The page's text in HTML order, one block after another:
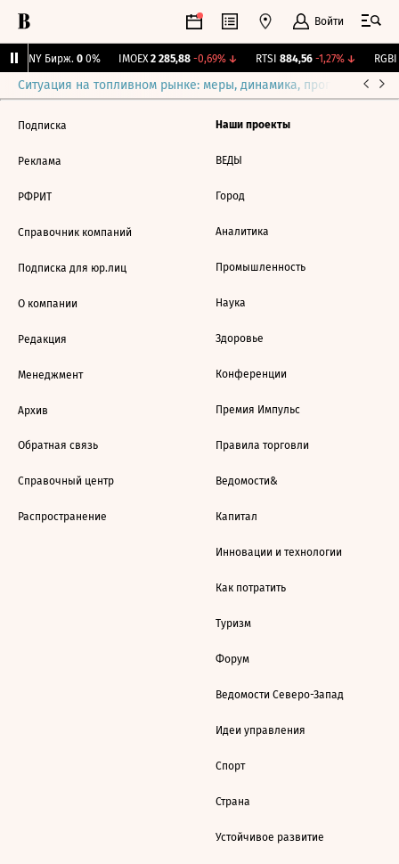
Войти
CNY Бирж. 0 0% IMOEX 2 285,88 -0,69%↓ RTSI 884,56 -1,27%↓ RGBI
Ситуация на топливном рынке: меры, динамика, прогнозы
Подписка
Реклама
РФРИТ
Справочник компаний
Подписка для юр.лиц
О компании
Редакция
Менеджмент
Архив
Обратная связь
Справочный центр
Распространение
Наши проекты
ВЕДЫ
Город
Аналитика
Промышленность
Наука
Здоровье
Конференции
Премия Импульс
Правила торговли
Ведомости&
Капитал
Инновации и технологии
Как потратить
Туризм
Форум
Ведомости Северо-Запад
Идеи управления
Спорт
Страна
Устойчивое развитие